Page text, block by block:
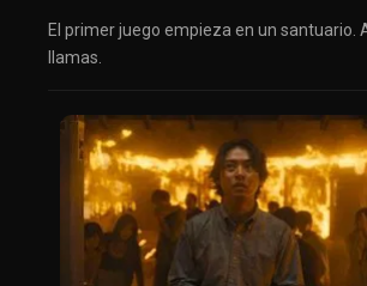
El primer juego empieza en un
llamas.